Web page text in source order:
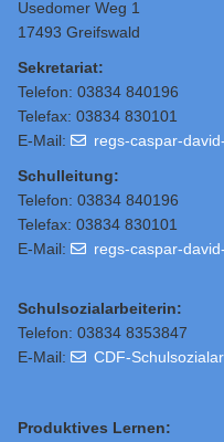
Usedomer Weg 1
17493 Greifswald
Sekretariat:
Telefon: 03834 840196
Telefax: 03834 830101
E-Mail:
regs-caspar-
Schulleitung:
Telefon: 03834 840196
Telefax: 03834 830101
E-Mail:
regs-caspar-
Schulsozialarbeiterin:
Telefon: 03834 8353847
E-Mail:
CDF-
Produktives Lernen: